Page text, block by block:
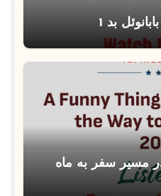
بد 1
مسیر سفر به ماه